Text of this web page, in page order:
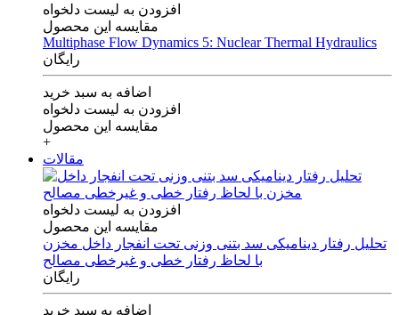
افزودن به لیست دلخواه
مقایسه این محصول
Multiphase Flow Dynamics 5: Nuclear Thermal Hydraulics
رایگان
اضافه به سبد خرید
افزودن به لیست دلخواه
مقایسه این محصول
+
مقالات
افزودن به لیست دلخواه
مقایسه این محصول
تحلیل رفتار دینامیکی سد بتنی وزنی تحت انفجار داخل مخزن
با لحاظ رفتار خطی و غیرخطی مصالح
رایگان
اضافه به سبد خرید